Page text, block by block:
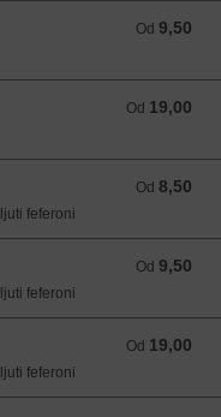
Od 9,50
Od 9,50 EUR
Od 19,00
Od 19,00 EUR
Od 8,50
Od 8,50 EUR
feferoni
Od 9,50
Od 9,50 EUR
feferoni
Od 19,00
Od 19,00 EUR
feferoni